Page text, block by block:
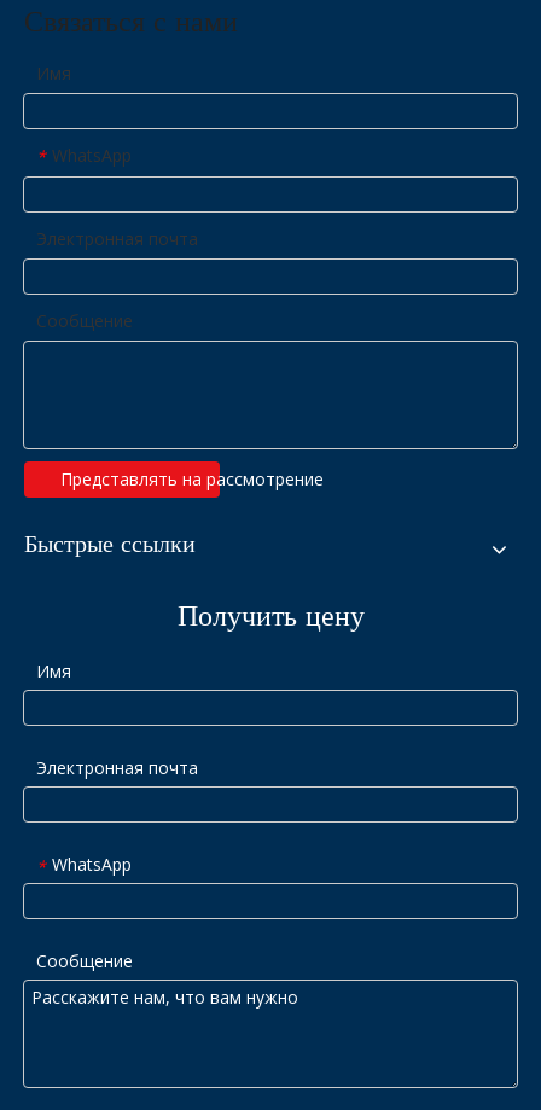
Связаться с нами
Имя
* WhatsApp
Электронная почта
Сообщение
Представлять на рассмотрение
Быстрые ссылки
Получить цену
Имя
Электронная почта
* WhatsApp
Сообщение